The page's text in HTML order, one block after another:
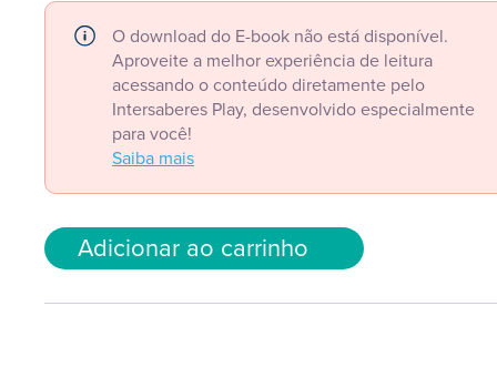
O download do E-book não está disponível.
Aproveite a melhor experiência de leitura
acessando o conteúdo diretamente pelo
Intersaberes Play, desenvolvido especialmente
para você!
Saiba mais
Adicionar ao carrinho